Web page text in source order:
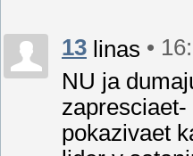
13 linas •
NU ja
pokazivaet